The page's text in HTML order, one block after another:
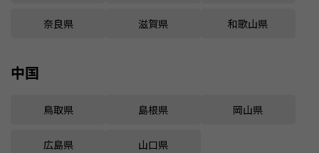
奈良県 滋賀県 和歌山県
中国
鳥取県 島根県 岡山県
広島県 山口県